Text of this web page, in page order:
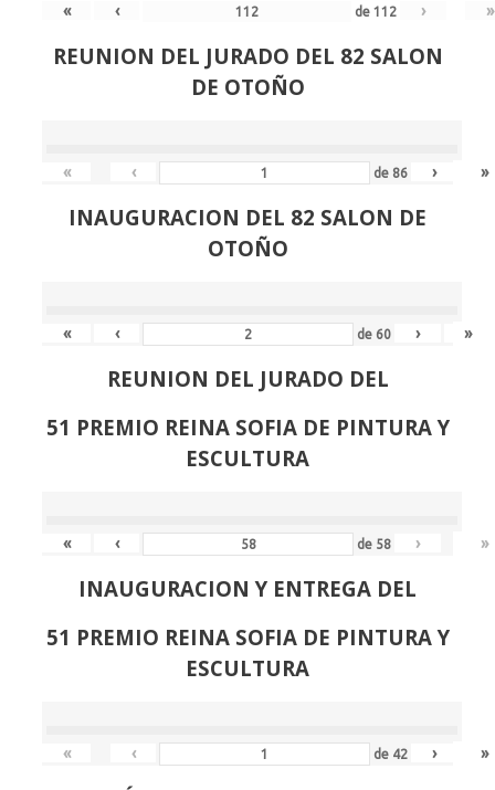
« ‹ de112 › »
REUNION DEL JURADO DEL 82 SALON
DE OTOÑO
« ‹ de 86 › »
INAUGURACION DEL 82 SALON DE
OTOÑO
« ‹ de 60 › »
REUNION DEL JURADO DEL
51 PREMIO REINA SOFIA DE PINTURA Y
ESCULTURA
« ‹ de 58 › »
INAUGURACION Y ENTREGA DEL
51 PREMIO REINA SOFIA DE PINTURA Y
ESCULTURA
« ‹ de 42 › »